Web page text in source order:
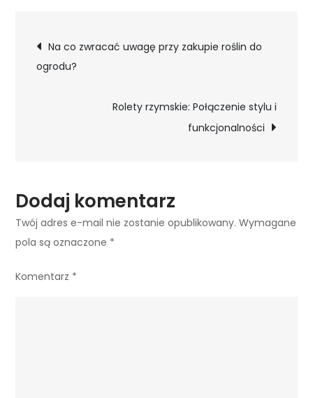
skuteczny
elewacji
Nawigacja
wpisu
Na co zwracać uwagę przy zakupie roślin do
ogrodu?
Rolety rzymskie: Połączenie stylu i
funkcjonalności
Dodaj komentarz
Twój adres e-mail nie zostanie opublikowany. Wymagane
pola są oznaczone *
Komentarz *